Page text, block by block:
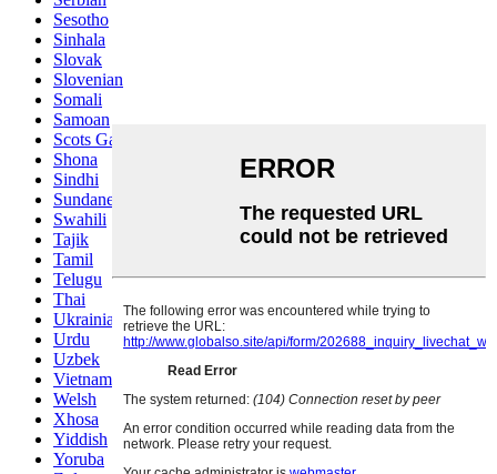
Sesotho
Sinhala
Slovak
Slovenian
Somali
Samoan
Scots Gaelic
Shona
Sindhi
Sundanese
Swahili
Tajik
Tamil
Telugu
Thai
Ukrainian
Urdu
Uzbek
Vietnamese
Welsh
Xhosa
Yiddish
Yoruba